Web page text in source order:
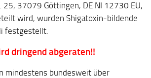
25, 37079 Göttingen, DE NI 12730 EU,
wird, wurden Shigatoxin-bildende
festgestellt.
dringend abgeraten!!
mindestens bundesweit über